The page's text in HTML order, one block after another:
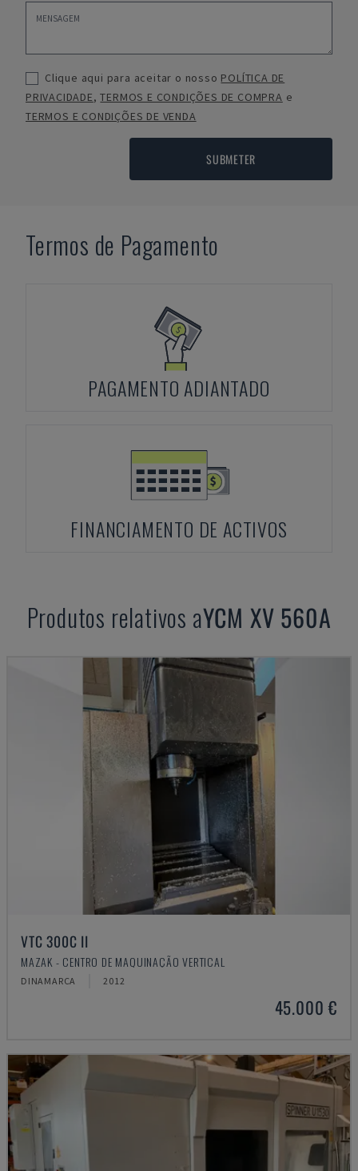
Clique aqui para aceitar o nosso POLÍTICA DE
PRIVACIDADE,TERMOS E CONDIÇÕES DE COMPRA e
TERMOS E CONDIÇÕES DE VENDA
SUBMETER
Termos de Pagamento
PAGAMENTO ADIANTADO
FINANCIAMENTO DE ACTIVOS
Produtos relativos aYCM XV 560A
VTC 300C II
MAZAK - CENTRO DE MAQUINAÇÃO VERTICAL
DINAMARCA 2012
45.000 €